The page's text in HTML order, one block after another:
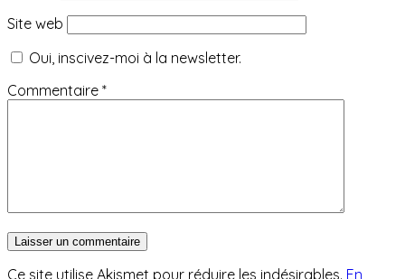
Site web
Oui, inscivez-moi à la newsletter.
Commentaire *
Ce site utilise Akismet pour réduire les indésirables. En